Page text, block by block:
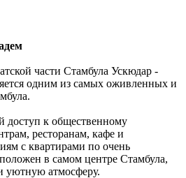
части Стамбула Ускюдар -
одним из самых оживленных и
доступ к общественному
ресторанам, кафе и
с квартирами по очень
в самом центре Стамбула,
уютную атмосферу.